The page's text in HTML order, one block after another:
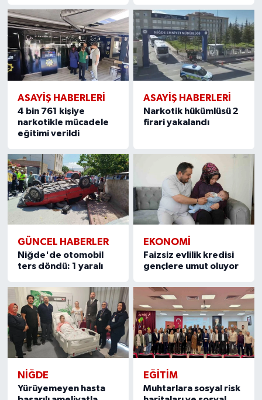
ASAYİŞ HABERLERİ
4 bin 761 kişiye
narkotikle mücadele
eğitimi verildi
ASAYİŞ HABERLERİ
Narkotik hükümlüsü 2
firari yakalandı
GÜNCEL HABERLER
Niğde'de otomobil
ters döndü: 1 yaralı
EKONOMİ
Faizsiz evlilik kredisi
gençlere umut oluyor
NIĞDE
Yürüyemeyen hasta
EĞİTİM
Muhtarlara sosyal risk